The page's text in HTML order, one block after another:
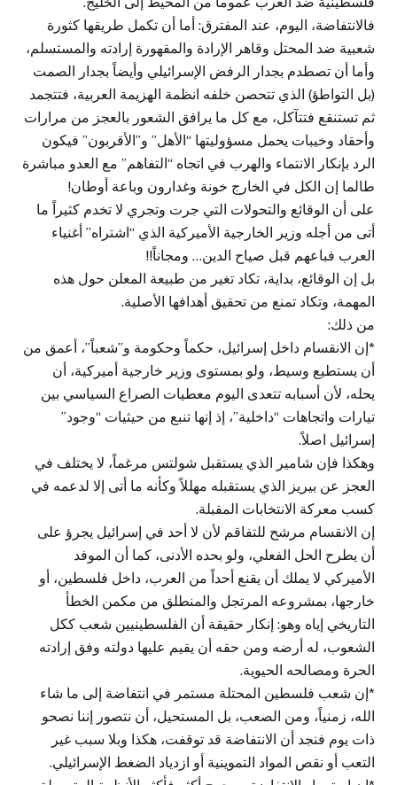
فالانتفاضة، اليوم، عند المفترق: أما أن تكمل طريقها كثورة
شعبية ضد المحتل وقاهر الإرادة والمقهورة إرادته والمستسلم،
وأما أن تصطدم بجدار الرفض الإسرائيلي وأيضاً بجدار الصمت
(بل التواطؤ) الذي تتحصن خلفه انظمة الهزيمة العربية، فتتجمد
ثم تستنقع فتتآكل، مع كل ما يرافق الشعور بالعجز من مرارات
وأحقاد وخيبات يحمل مسؤوليتها “الأهل” و”الأقربون” فيكون
الرد بإنكار الانتماء والهرب في اتجاه “التفاهم” مع العدو مباشرة
طالما إن الكل في الخارج خونة وغدارون وباعة أوطان!
على أن الوقائع والتحولات التي جرت وتجري لا تخدم كثيراً ما
أتى من أجله وزير الخارجية الأميركية الذي “اشتراه” أغنياء
العرب فباعهم قبل صياح الدين… ومجاناً!!
بل إن الوقائع، بداية، تكاد تغير من طبيعة المعلن حول هذه
المهمة، وتكاد تمنع من تحقيق أهدافها الأصلية.
من ذلك:
*إن الانقسام داخل إسرائيل، حكماً وحكومة و”شعباً”، أعمق من
أن يستطيع وسيط، ولو بمستوى وزير خارجية أميركية، أن
يحله، لأن أسبابه تتعدى اليوم معطيات الصراع السياسي بين
تيارات واتجاهات “داخلية”، إذ إنها تنبع من حيثيات “وجود”
إسرائيل اصلاً.
وهكذا فإن شامير الذي يستقبل شولتس مرغماً، لا يختلف في
العجز عن بيريز الذي يستقبله مهللاً وكأنه ما أتى إلا لدعمه في
كسب معركة الانتخابات المقبلة.
إن الانقسام مرشح للتفاقم لأن لا أحد في إسرائيل يجرؤ على
أن يطرح الحل الفعلي، ولو بحده الأدنى، كما أن الموفد
الأميركي لا يملك أن يقنع أحداً من العرب، داخل فلسطين، أو
خارجها، بمشروعه المرتجل والمنطلق من مكمن الخطأ
التاريخي إياه وهو: إنكار حقيقة أن الفلسطينيين شعب ككل
الشعوب، له أرضه ومن حقه أن يقيم عليها دولته وفق إرادته
الحرة ومصالحه الحيوية.
*إن شعب فلسطين المحتلة مستمر في انتفاضة إلى ما شاء
الله، زمنياً، ومن الصعب، بل المستحيل، أن نتصور إننا نصحو
ذات يوم فنجد أن الانتفاضة قد توقفت، هكذا وبلا سبب غير
التعب أو نقص المواد التموينية أو ازدياد الضغط الإسرائيلي.